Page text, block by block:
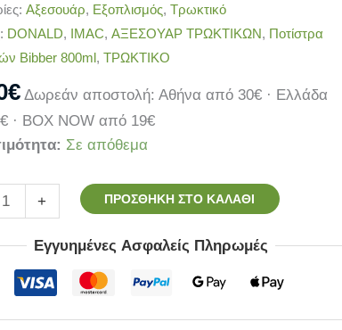
Αξεσουάρ, Εξοπλισμός, Τρωκτικό
DONALD, IMAC, ΑΞΕΣΟΥΑΡ ΤΡΩΚΤΙΚΩΝ, Ποτίστρα
Bibber 800ml, ΤΡΩΚΤΙΚΟ
€ Δωρεάν αποστολή: Αθήνα από 30€ · Ελλάδα
· BOX NOW από 19€
Σε απόθεμα
+ ΠΡΟΣΘΉΚΗ ΣΤΟ ΚΑΛΆΘΙ
Εγγυημένες Ασφαλείς Πληρωμές